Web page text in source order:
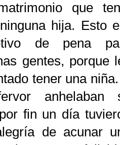
que
hija. Esto
de pena
gentes, porque
tener una
anhelaban
fin un día
de acunar